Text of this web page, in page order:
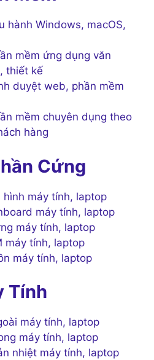
hành Windows, macOS,
mềm ứng dụng văn
thiết kế
duyệt web, phần mềm
mềm chuyên dụng theo
hàng
Cứng
hình máy tính, laptop
máy tính, laptop
máy tính, laptop
máy tính, laptop
máy tính, laptop
Tính
máy tính, laptop
máy tính, laptop
nhiệt máy tính, laptop